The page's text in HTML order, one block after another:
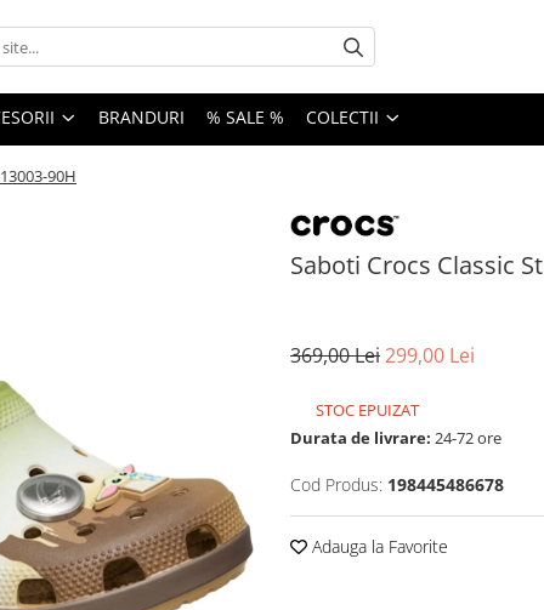
BRANDURI % SALE % COLECTII
90H
Saboti Crocs Classic
369,00 Lei299,00 Lei
STOC EPUIZAT
Durata de livrare: 24-72 ore
Cod Produs: 198445486678
Adauga la Favorite